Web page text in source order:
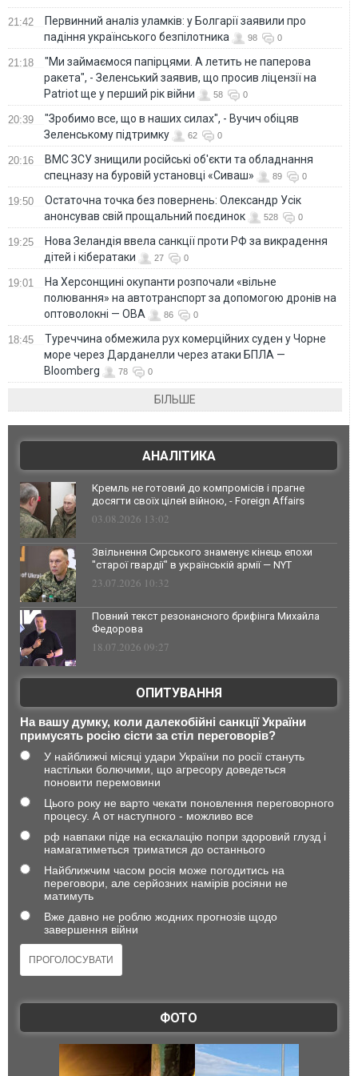
21:42
Первинний аналіз уламків: у Болгарії заявили про
падіння українського безпілотника
98 0
21:18
"Ми займаємося папірцями. А летить не паперова
ракета", - Зеленський заявив, що просив ліцензії на
Patriot ще у перший рік війни
58 0
20:39
"Зробимо все, що в наших силах", - Вучич обіцяв
Зеленському підтримку
62 0
20:16
ВМС ЗСУ знищили російські об'єкти та обладнання
спецназу на буровій установці «Сиваш»
89 0
19:50
Остаточна точка без повернень: Олександр Усік
анонсував свій прощальний поєдинок
528 0
19:25
Нова Зеландія ввела санкції проти РФ за викрадення
дітей і кібератаки
27 0
19:01
На Херсонщині окупанти розпочали «вільне
полювання» на автотранспорт за допомогою дронів на
оптоволокні — ОВА
86 0
18:45
Туреччина обмежила рух комерційних суден у Чорне
море через Дарданелли через атаки БПЛА —
Bloomberg
78 0
БІЛЬШЕ
АНАЛІТИКА
Кремль не готовий до компромісів і прагне
досягти своїх цілей війною, - Foreign Affairs
03.08.2026 13:02
Звільнення Сирського знаменує кінець епохи
"старої гвардії" в українській армії — NYT
23.07.2026 10:32
Повний текст резонансного брифінга Михайла
Федорова
18.07.2026 09:27
ОПИТУВАННЯ
На вашу думку, коли далекобійні санкції України
примусять росію сісти за стіл переговорів?
У найближчі місяці удари України по росії стануть
настільки болючими, що агресору доведеться
поновити перемовини
Цього року не варто чекати поновлення переговорного
процесу. А от наступного - можливо все
рф навпаки піде на ескалацію попри здоровий глузд і
намагатиметься триматися до останнього
Найближчим часом росія може погодитись на
переговори, але серйозних намірів росіяни не
матимуть
Вже давно не роблю жодних прогнозів щодо
завершення війни
ФОТО